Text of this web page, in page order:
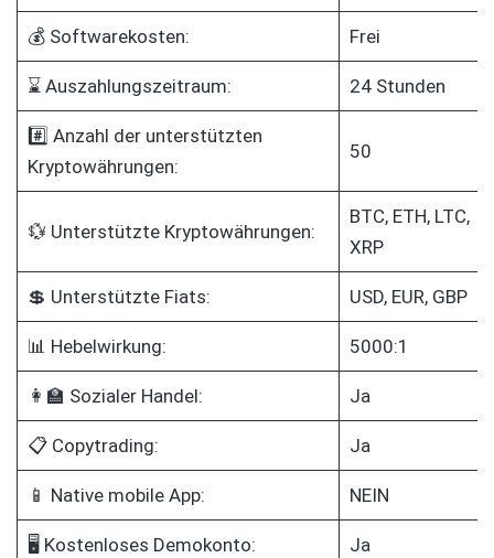
💰 Softwarekosten: Frei
⌛ Auszahlungszeitraum: 24 Stunden
#️⃣ Anzahl der unterstützten
Kryptowährungen:
50
💱 Unterstützte Kryptowährungen:
BTC, ETH, LTC,
XRP
💲 Unterstützte Fiats: USD, EUR, GBP
📊 Hebelwirkung: 5000:1
👩‍🏫 Sozialer Handel: Ja
📋 Copytrading: Ja
📱 Native mobile App: NEIN
🖥️ Kostenloses Demokonto: Ja